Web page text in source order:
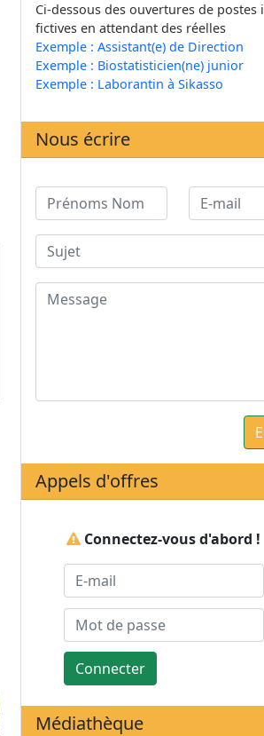
Ci-dessous des ouvertures de postes
fictives en attendant des réelles
Exemple : Assistant(e) de Direction
Exemple : Biostatisticien(ne) junior
Exemple : Laborantin à Sikasso
Nous écrire
Appels d'offres
Connectez-vous d'abord !
Connecter
Médiathèque